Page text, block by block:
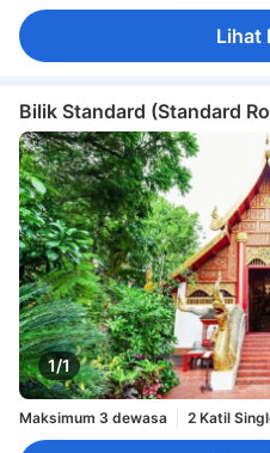
Lihat
Bilik Standard (Standard
1/1
Maksimum 3 dewasa 2 Katil